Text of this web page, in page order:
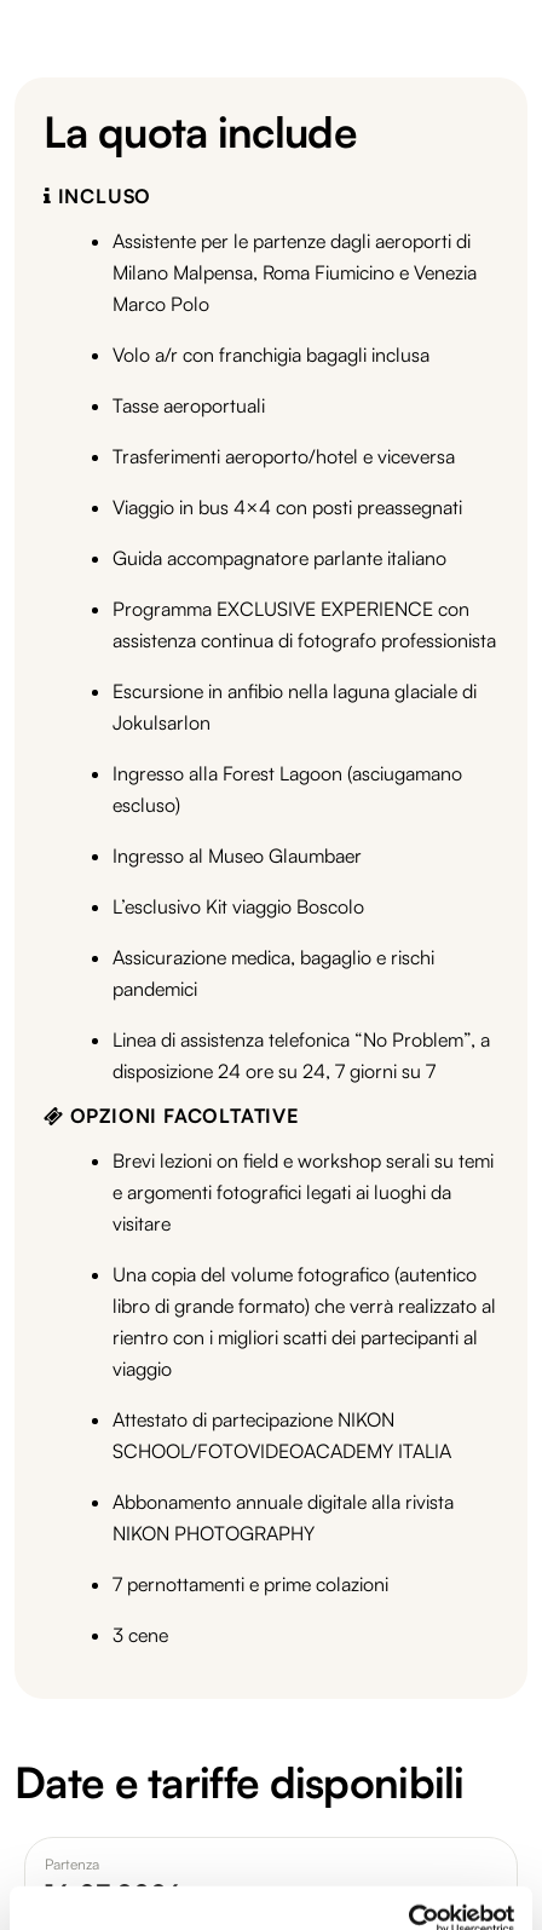
La quota include
INCLUSO
Assistente per le partenze dagli aeroporti di
Milano Malpensa, Roma Fiumicino e Venezia
Marco Polo
Volo a/r con franchigia bagagli inclusa
Tasse aeroportuali
Trasferimenti aeroporto/hotel e viceversa
Viaggio in bus 4×4 con posti preassegnati
Guida accompagnatore parlante italiano
Programma EXCLUSIVE EXPERIENCE con
assistenza continua di fotografo professionista
Escursione in anfibio nella laguna glaciale di
Jokulsarlon
Ingresso alla Forest Lagoon (asciugamano
escluso)
Ingresso al Museo Glaumbaer
L’esclusivo Kit viaggio Boscolo
Assicurazione medica, bagaglio e rischi
pandemici
Linea di assistenza telefonica “No Problem”, a
disposizione 24 ore su 24, 7 giorni su 7
OPZIONI FACOLTATIVE
Brevi lezioni on field e workshop serali su temi
e argomenti fotografici legati ai luoghi da
visitare
Una copia del volume fotografico (autentico
libro di grande formato) che verrà realizzato al
rientro con i migliori scatti dei partecipanti al
viaggio
Attestato di partecipazione NIKON
SCHOOL/FOTOVIDEOACADEMY ITALIA
Abbonamento annuale digitale alla rivista
NIKON PHOTOGRAPHY
7 pernottamenti e prime colazioni
3 cene
Date e tariffe disponibili
Partenza
16.07.2026